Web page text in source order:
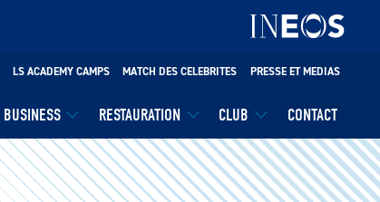
BUSINESS RESTAURATION CLUB CONTACT
LS ACADEMY CAMPS MATCH DES CELEBRITES PRESSE ET MEDIAS